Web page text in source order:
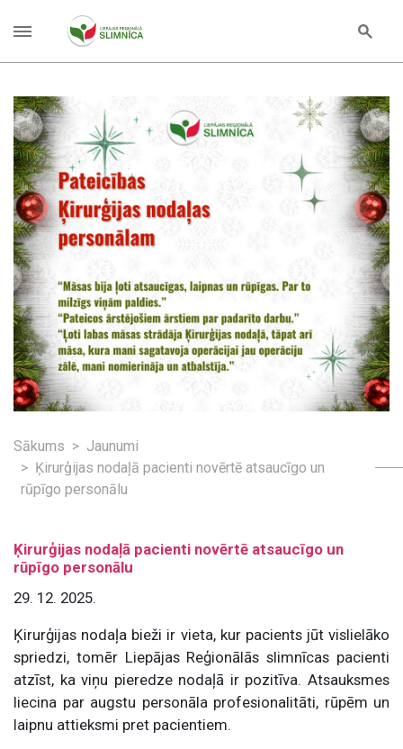
Sākums
Jaunumi
Ķirurģijas nodaļā pacienti novērtē atsaucīgo un
rūpīgo personālu
Ķirurģijas nodaļā pacienti novērtē atsaucīgo un
rūpīgo personālu
29. 12. 2025.
Ķirurģijas nodaļa bieži ir vieta, kur pacients jūt vislielāko
spriedzi, tomēr Liepājas Reģionālās slimnīcas pacienti
atzīst, ka viņu pieredze nodaļā ir pozitīva. Atsauksmes
liecina par augstu personāla profesionalitāti, rūpēm un
laipnu attieksmi pret pacientiem.